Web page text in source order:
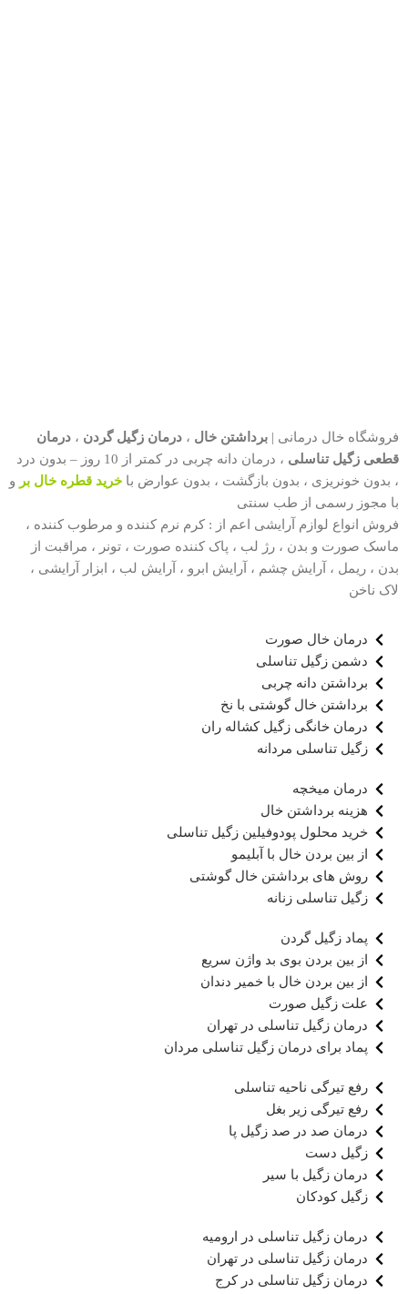
فروشگاه خال درمانی | برداشتن خال ، درمان زگیل گردن ، درمان
قطعی زگیل تناسلی
، درمان دانه چربی در کمتر از 10 روز – بدون درد
، بدون خونریزی ، بدون بازگشت ، بدون عوارض با خرید قطره خال بر و
با مجوز رسمی از طب سنتی
فروش انواع لوازم آرایشی اعم از : کرم نرم کننده و مرطوب کننده ،
ماسک صورت و بدن ، رژ لب ، پاک کننده صورت ، تونر ، مراقبت از
بدن ، ریمل ، آرایش چشم ، آرایش ابرو ، آرایش لب ، ابزار آرایشی ،
لاک ناخن
درمان خال صورت
دشمن زگیل تناسلی
برداشتن دانه چربی
برداشتن خال گوشتی با نخ
درمان خانگی زگیل کشاله ران
زگیل تناسلی مردانه
درمان میخچه
هزینه برداشتن خال
خرید محلول پودوفیلین زگیل تناسلی
از بین بردن خال با آبلیمو
روش های برداشتن خال گوشتی
زگیل تناسلی زنانه
پماد زگیل گردن
از بین بردن بوی بد واژن سریع
از بین بردن خال با خمیر دندان
علت زگیل صورت
درمان زگیل تناسلی در تهران
پماد برای درمان زگیل تناسلی مردان
رفع تیرگی ناحیه تناسلی
رفع تیرگی زیر بغل
درمان صد در صد زگیل پا
زگیل دست
درمان زگیل با سیر
زگیل کودکان
درمان زگیل تناسلی در ارومیه
درمان زگیل تناسلی در تهران
درمان زگیل تناسلی در کرج